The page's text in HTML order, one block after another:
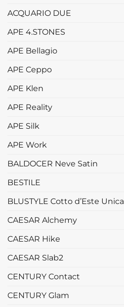
ACQUARIO DUE
APE 4.STONES
APE Bellagio
APE Ceppo
APE Klen
APE Reality
APE Silk
APE Work
BALDOCER Neve Satin
BESTILE
BLUSTYLE Cotto d’Este Unica
CAESAR Alchemy
CAESAR Hike
CAESAR Slab2
CENTURY Contact
CENTURY Glam